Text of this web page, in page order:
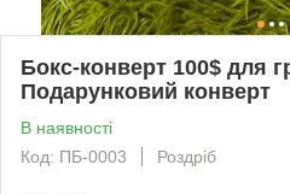
Бокс-конверт 100$ для
Подарунковий конверт
В наявності
Код: ПБ-0003
Роздріб